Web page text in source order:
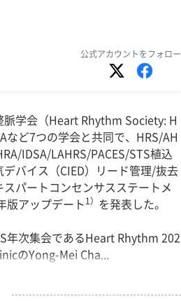
公式アカウントをフォロー
脈学会（Heart Rhythm Society: H
など7つの学会と共同で、HRS/AH
IDSA/LAHRS/PACES/STS植込
デバイス（CIED）リード管理/抜去
スパートコンセンサスステートメ
版アップデート 1） を発表した。
年次集会であるHeart Rhythm 202
のYong-Mei Cha...